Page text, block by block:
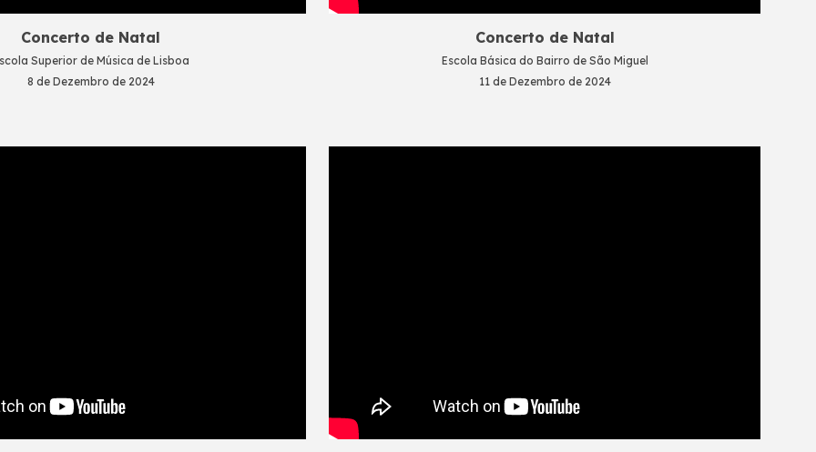
Concerto de Natal
Superior de Música de Lisboa
8 de Dezembro de 2024
Concerto de Natal
Escola Básica do Bairro de São Miguel
11 de Dezembro de 2024